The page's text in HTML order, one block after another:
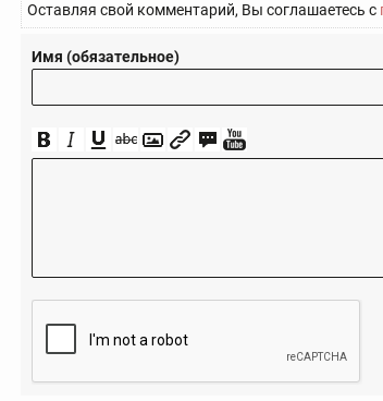
Оставляя свой комментарий, Вы соглашаетесь с
Имя (обязательное)